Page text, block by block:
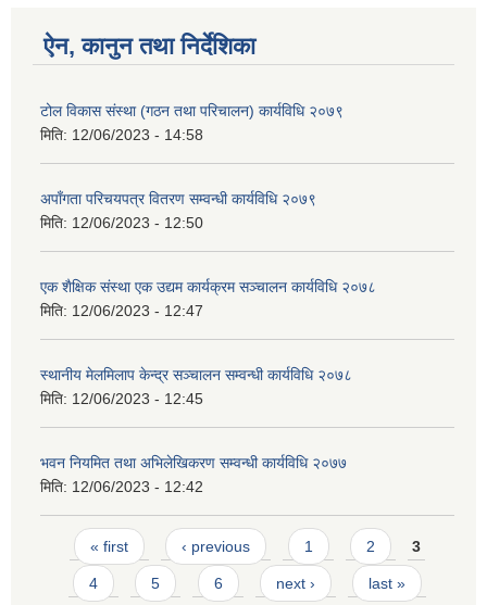
ऐन, कानुन तथा निर्देशिका
टोल विकास संस्था (गठन तथा परिचालन) कार्यविधि २०७९
मिति: 12/06/2023 - 14:58
अपाँगता परिचयपत्र वितरण सम्वन्धी कार्यविधि २०७९
मिति: 12/06/2023 - 12:50
एक शैक्षिक संस्था एक उद्यम कार्यक्रम सञ्चालन कार्यविधि २०७८
मिति: 12/06/2023 - 12:47
स्थानीय मेलमिलाप केन्द्र सञ्चालन सम्वन्धी कार्यविधि २०७८
मिति: 12/06/2023 - 12:45
भवन नियमित तथा अभिलेखिकरण सम्वन्धी कार्यविधि २०७७
मिति: 12/06/2023 - 12:42
Pages
« first ‹ previous 1 2 3
4 5 6 next › last »